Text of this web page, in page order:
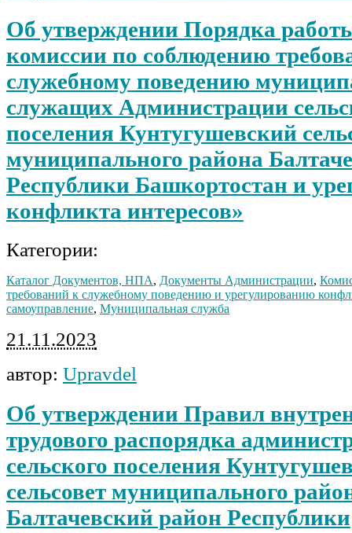
Об утверждении Порядка
комиссии по соблюдению
служебному поведению
служащих Администрации
поселения Кунтугушевский
муниципального района
Республики Башкортостан и
конфликта интересов»
Категории:
Каталог Документов, НПА, Документы Администрации,
требований к служебному поведению и урегулированию
самоуправление, Муниципальная служба
21.11.2023
автор: Upravdel
Об утверждении Правил
трудового распорядка
сельского поселения
сельсовет муниципального
Балтачевский район Республики